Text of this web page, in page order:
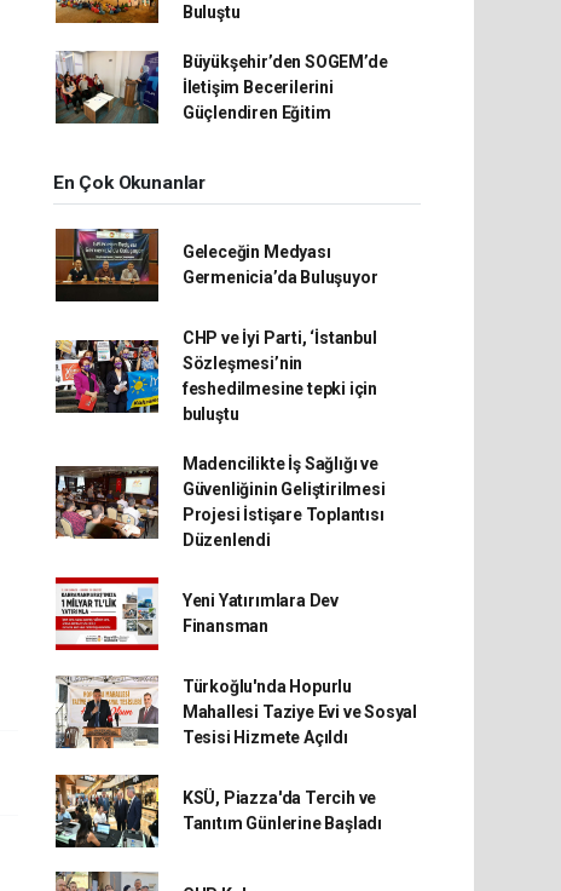
Buluştu
Büyükşehir’den SOGEM’de
İletişim Becerilerini
Güçlendiren Eğitim
En Çok Okunanlar
Geleceğin Medyası
Germenicia’da Buluşuyor
CHP ve İyi Parti, ‘İstanbul
Sözleşmesi’nin
feshedilmesine tepki için
buluştu
Madencilikte İş Sağlığı ve
Güvenliğinin Geliştirilmesi
Projesi İstişare Toplantısı
Düzenlendi
Yeni Yatırımlara Dev
Finansman
Türkoğlu'nda Hopurlu
Mahallesi Taziye Evi ve Sosyal
Tesisi Hizmete Açıldı
KSÜ, Piazza'da Tercih ve
Tanıtım Günlerine Başladı